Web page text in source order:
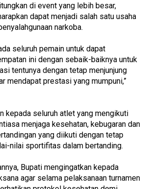
di event yang lebih besar,
dapat menjadi salah satu usaha
narkoba.
seluruh pemain untuk dapat
ini dengan sebaik-baiknya untuk
tentunya dengan tetap menjunjung
mendapat prestasi yang mumpuni,”
kepada seluruh atlet yang mengikuti
menjaga kesehatan, kebugaran dan
yang diikuti dengan tetap
nilai sportifitas dalam bertanding.
Bupati mengingatkan kepada
agar selama pelaksanaan turnamen